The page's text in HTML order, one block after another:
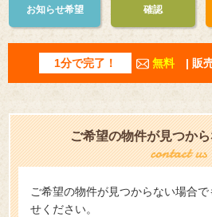
お知らせ希望
確認
1分で完了！ 無料 | 販
ご希望の物件が見つか
ご希望の物件が見つからない場合
せください。